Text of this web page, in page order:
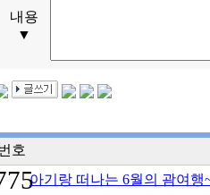
내용
▼
번호
아기랑 떠나는 6월의 괌여행